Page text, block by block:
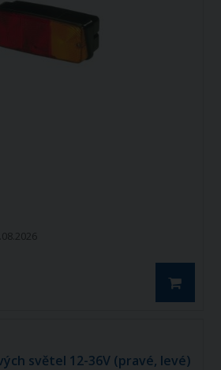
světel 12-36V (pravé, levé)